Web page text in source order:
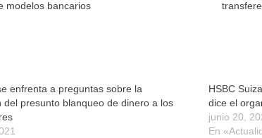
modelos bancarios
enfrenta a preguntas sobre la
del presunto blanqueo de dinero a los
HSBC
dice el
junio 20,
En